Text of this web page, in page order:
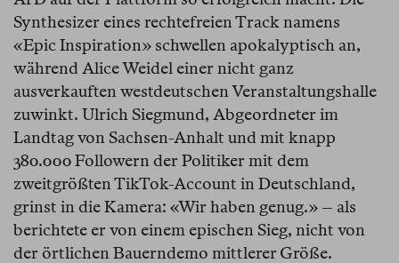
Synthesizer eines rechtefreien Track namens
«Epic Inspiration» schwellen apokalyptisch an,
während Alice Weidel einer nicht ganz
ausverkauften westdeutschen Veranstaltungshalle
zuwinkt. Ulrich Siegmund, Abgeordneter im
Landtag von Sachsen-Anhalt und mit knapp
380.000 Followern der Politiker mit dem
zweitgrößten TikTok-Account in Deutschland,
grinst in die Kamera: «Wir haben genug.» – als
berichtete er von einem epischen Sieg, nicht von
der örtlichen Bauerndemo mittlerer Größe.